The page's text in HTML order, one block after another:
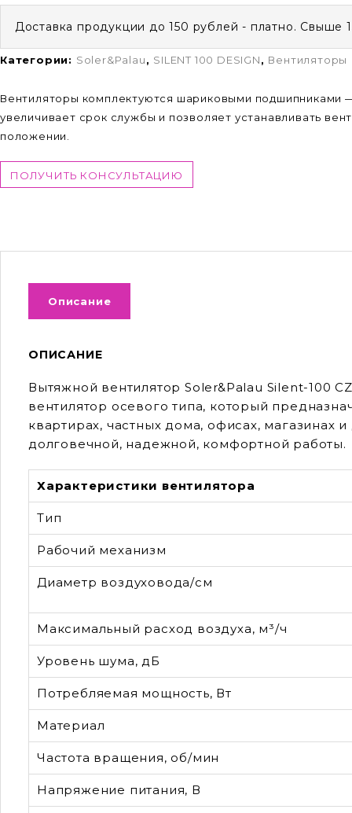
Доставка продукции до 150 рублей - платно. Свыше
Категории: Soler&Palau, SILENT 100 DESIGN, Вентиляторы
Вентиляторы комплектуются шариковыми подшипниками
увеличивает срок службы и позволяет устанавливать
положении.
ПОЛУЧИТЬ КОНСУЛЬТАЦИЮ
Описание
ОПИСАНИЕ
Вытяжной вентилятор Soler&Palau Silent-100
вентилятор осевого типа, который
квартирах, частных дома, офисах,
долговечной, надежной, комфортной работы.
Характеристики вентилятора
Тип
Рабочий механизм
Диаметр воздуховода/см
Максимальный расход воздуха, м³/ч
Уровень шума, дБ
Потребляемая мощность, Вт
Материал
Частота вращения, об/мин
Напряжение питания, В